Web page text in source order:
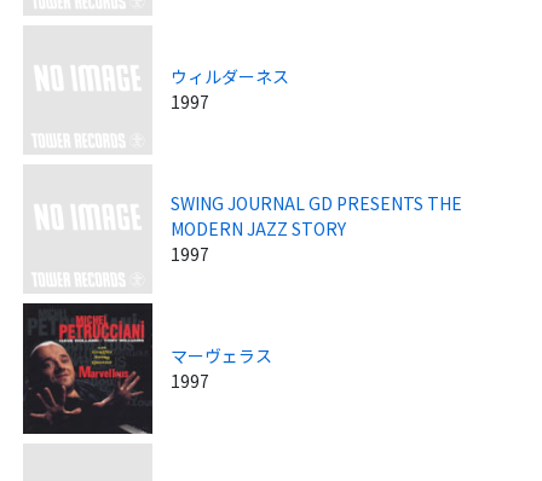
ウィルダーネス
1997
SWING JOURNAL GD PRESENTS THE
MODERN JAZZ STORY
1997
マーヴェラス
1997